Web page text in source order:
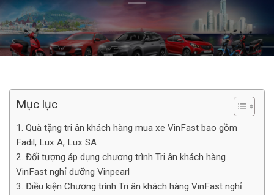
Mục lục
1. Quà tặng tri ân khách hàng mua xe VinFast bao gồm
Fadil, Lux A, Lux SA
2. Đối tượng áp dụng chương trình Tri ân khách hàng
VinFast nghỉ dưỡng Vinpearl
3. Điều kiện Chương trình Tri ân khách hàng VinFast nghỉ